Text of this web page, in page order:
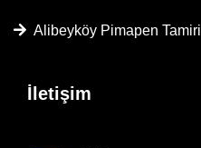
Alibeyköy Pimapen Tamiri
İletişim